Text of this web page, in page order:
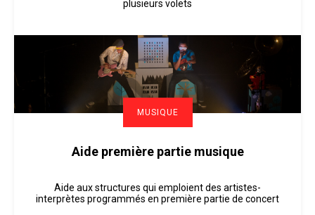
plusieurs volets
MUSIQUE
Aide première partie musique
Aide aux structures qui emploient des artistes-
interprètes programmés en première partie de concert